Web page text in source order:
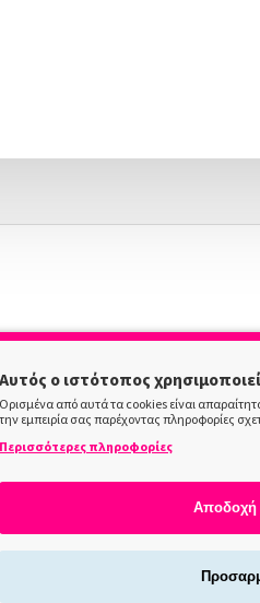
Αυτός ο ιστότοπος
Ορισμένα από αυτά τα cookies είναι
την εμπειρία σας παρέχοντας πληροφορίες
Περισσότερες πληροφορίες
Αποδοχή